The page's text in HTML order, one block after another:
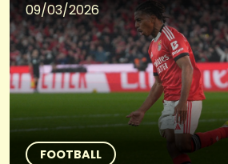
09/03/2026
FOOTBALL